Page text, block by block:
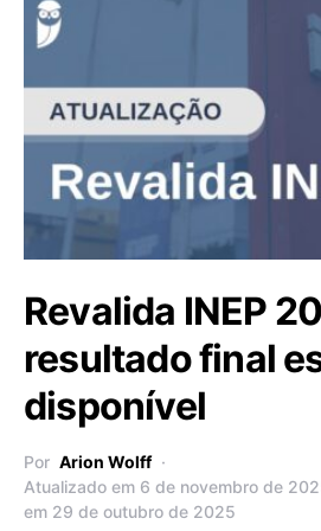
Revalida INEP
resultado final
disponível
Por Arion Wolff
Atualizado em 6 de novembro de
em 29 de outubro de 2025